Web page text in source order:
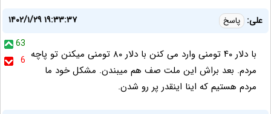
علی: پاسخ
۱۴۰۲/۱/۲۹ ۱۹:۳۳:۳۷
63
6 با دلار ۴۰ تومنی وارد می کنن با دلار ۸۰ تومنی میکنن تو پاچه
مردم. بعد براش این ملت صف هم میبندن. مشکل خود ما
مردم هستیم که اینا اینقدر پر رو شدن.